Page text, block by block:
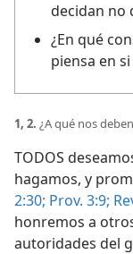
decidan no
¿En qué
piensa en
1, 2. ¿A qué nos
TODOS
hagamos, y
2:30; Prov. 3:9;
honremos a
autoridades del